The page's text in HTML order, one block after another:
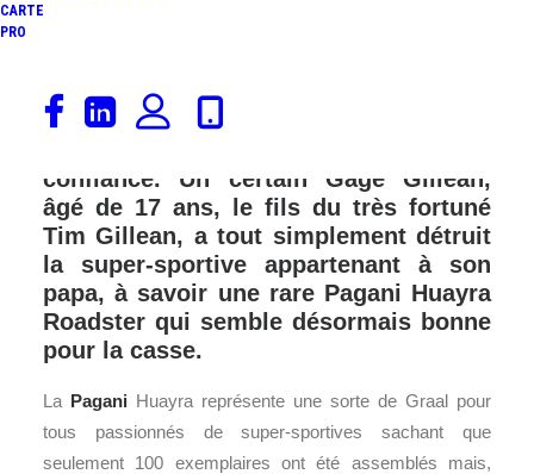
CARTE
PRO
Encore un crash qui restera, hélas,
dans les annales des super-sportives
confiance. Un certain Gage Gillean,
âgé de 17 ans, le fils du très fortuné
Tim Gillean, a tout simplement détruit
la super-sportive appartenant à son
papa, à savoir une rare Pagani Huayra
Roadster qui semble désormais bonne
pour la casse.
La Pagani Huayra représente une sorte de Graal pour
tous passionnés de super-sportives sachant que
seulement 100 exemplaires ont été assemblés mais,